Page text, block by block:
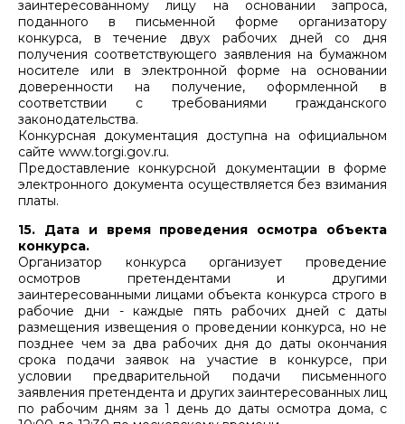
заинтересованному лицу на основании запроса,
поданного в письменной форме организатору
конкурса, в течение двух рабочих дней со дня
получения соответствующего заявления на бумажном
носителе или в электронной форме на основании
доверенности на получение, оформленной в
соответствии с требованиями гражданского
законодательства.
Конкурсная документация доступна на официальном
сайте www.torgi.gov.ru.
Предоставление конкурсной документации в форме
электронного документа осуществляется без взимания
платы.
15. Дата и время проведения осмотра объекта
конкурса.
Организатор конкурса организует проведение
осмотров претендентами и другими
заинтересованными лицами объекта конкурса строго в
рабочие дни - каждые пять рабочих дней с даты
размещения извещения о проведении конкурса, но не
позднее чем за два рабочих дня до даты окончания
срока подачи заявок на участие в конкурсе, при
условии предварительной подачи письменного
заявления претендента и других заинтересованных лиц
по рабочим дням за 1 день до даты осмотра дома, с